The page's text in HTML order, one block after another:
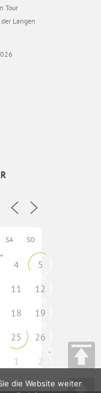
Tour
Langen
SA SO
+
4
5
11
12
18
19
25
26
1 2
+
die Website weiter